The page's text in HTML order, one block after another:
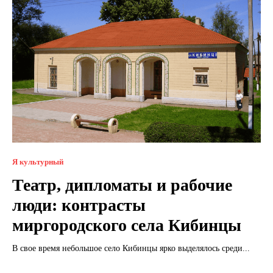
Я культурный
Театр, дипломаты и рабочие
люди: контрасты
миргородского села Кибинцы
В свое время небольшое село Кибинцы ярко выделялось среди...